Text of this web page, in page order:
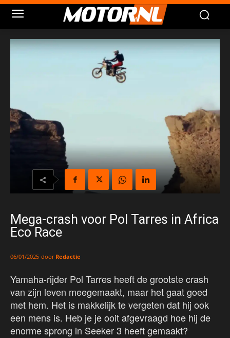
Mega-crash voor Pol Tarres in Africa
Eco Race
06/01/2025 door Redactie
Yamaha-rijder Pol Tarres heeft de grootste crash
van zijn leven meegemaakt, maar het gaat goed
met hem. Het is makkelijk te vergeten dat hij ook
een mens is. Heb je je ooit afgevraagd hoe hij de
enorme sprong in Seeker 3 heeft gemaakt?